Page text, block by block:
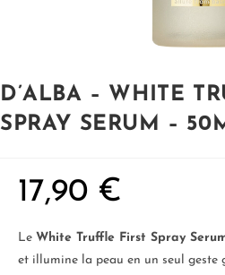
D’ALBA – WHITE
SPRAY SERUM –
17,90 €
Le White Truffle First Spray
et illumine la peau en un seul geste